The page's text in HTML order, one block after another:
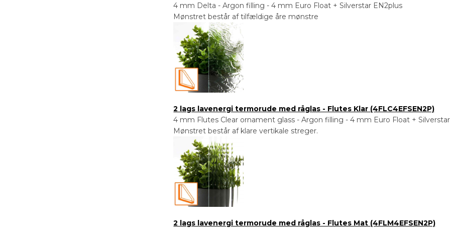
4 mm Delta - Argon filling - 4 mm Euro Float + Silverstar EN2plus
Mønstret består af tilfældige åre mønstre
2 lags lavenergi termorude med råglas - Flutes Klar (4FLC4EFSEN2P)
4 mm Flutes Clear ornament glass - Argon filling - 4 mm Euro Float +
Mønstret består af klare vertikale streger.
2 lags lavenergi termorude med råglas - Flutes Mat (4FLM4EFSEN2P)